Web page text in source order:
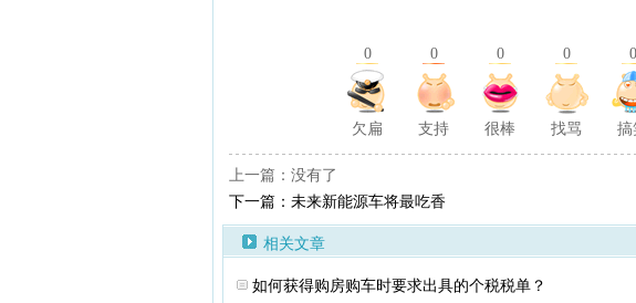
0 0 0 0 0
欠扁 支持 很棒 找骂 搞
上一篇：没有了
下一篇：未来新能源车将最吃香
相关文章
如何获得购房购车时要求出具的个税税单？